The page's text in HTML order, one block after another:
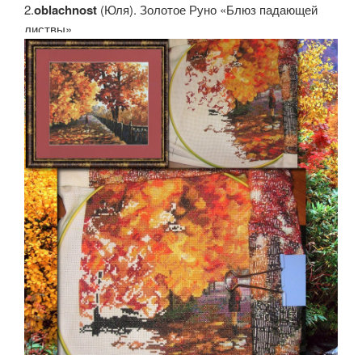
2.oblachnost (Юля). Золотое Руно «Блюз падающей
листвы»